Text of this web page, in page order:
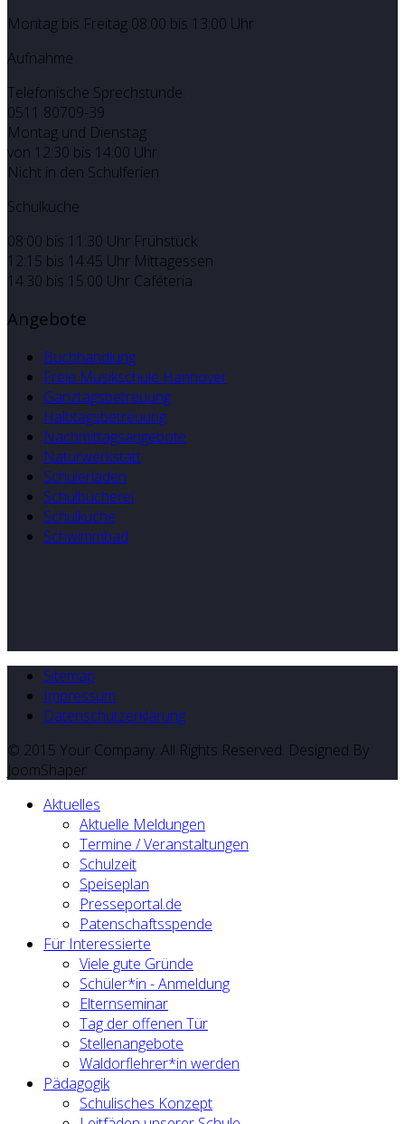
Montag bis Freitag 08:00 bis 13:00 Uhr
Aufnahme
Telefonische Sprechstunde:
0511 80709-39
Montag und Dienstag
von 12:30 bis 14:00 Uhr
Nicht in den Schulferien
Schulküche
08:00 bis 11:30 Uhr Frühstück
12:15 bis 14:45 Uhr Mittagessen
14.30 bis 15.00 Uhr Caféteria
Angebote
Buchhandlung
Freie Musikschule Hannover
Ganztagsbetreuung
Halbtagsbetreuung
Nachmittagsangebote
Naturwerkstatt
Schülerladen
Schulbücherei
Schulküche
Schwimmbad
Sitemap
Impressum
Datenschutzerklärung
© 2015 Your Company. All Rights Reserved. Designed By
JoomShaper
Aktuelles
Aktuelle Meldungen
Termine / Veranstaltungen
Schulzeit
Speiseplan
Presseportal.de
Patenschaftsspende
Für Interessierte
Viele gute Gründe
Schüler*in - Anmeldung
Elternseminar
Tag der offenen Tür
Stellenangebote
Waldorflehrer*in werden
Pädagogik
Schulisches Konzept